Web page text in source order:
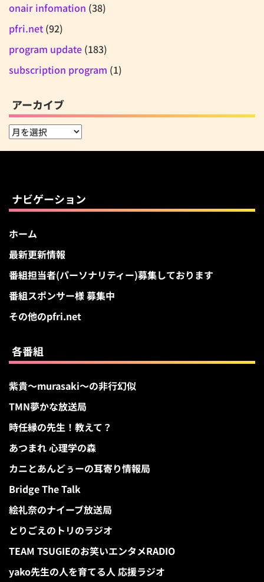
onair infomation (38)
pfri.net (92)
program update (183)
subscription program (1)
アーカイブ
ア
ナビゲーション
ホーム
最新更新情報
番組担当者(パーソナリティー)募集しております
番組スポンサー様 募集中
その他のpfri.net
各番組
紫貴～murasaki～の非行幻似
TMN夢かな放送局
時任縁の先生！教えて？
あつまれ 心理学の森
カニとあんどぅーの耳寄り情報局
Bridge The Talk
絵礼奈のナイーブ放送局
とりごえのトリのラジオ
TEAM TSUGIEのお笑いエンタメRADIO
yako先生の人を育てる人 応援ラジオ